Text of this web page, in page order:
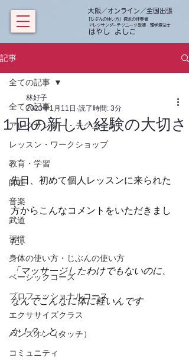
「じぶんの使い方」探求の伴奏者
アレクサンダーテクニーク教師・理学療法士
​ はやし よしこ
大阪／オンライン／全国出張
記事
全ての記事
アレクサンダー・テクニーク
レッスン・ワークショップ
教育・学習
師匠
音楽
武道
習慣
身体の使い方・じぶんの使い方
ベーシックコース
プロフェッショナルコース
エクササイズクラス
ハンズオン（タッチ）
コミュニティ
全ての記事
１回の新しい経験の大切さ
林好子
2023年1月11日 読了時間: 3分
先日、初めて個人レッスンに来られた
方からこんなコメントをいただきまし
た。
「マッサージしたわけでもないのに、
なんでこんなに体に軽いんです
か！？」と。